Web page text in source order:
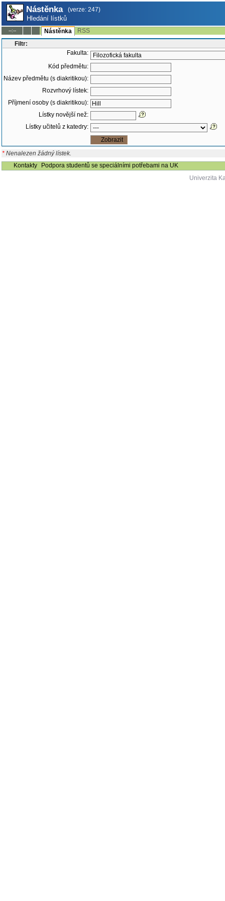
Nástěnka (verze: 247)
Hledání lístků
--:-- Nástěnka
RSS
Filtr:
Fakulta:
Kód předmětu:
Název předmětu (s diakritikou):
Rozvrhový lístek:
Příjmení osoby (s diakritikou):
Lístky novější než:
Lístky učitelů z katedry:
* Nenalezen žádný lístek.
Kontakty
Podpora studentů se speciálními potřebami na UK
Univerzita